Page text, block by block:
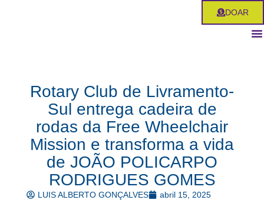
DOAR
Rotary Club de Livramento-
Sul entrega cadeira de
rodas da Free Wheelchair
Mission e transforma a vida
de JOÃO POLICARPO
RODRIGUES GOMES
LUIS ALBERTO GONÇALVES abril 15, 2025